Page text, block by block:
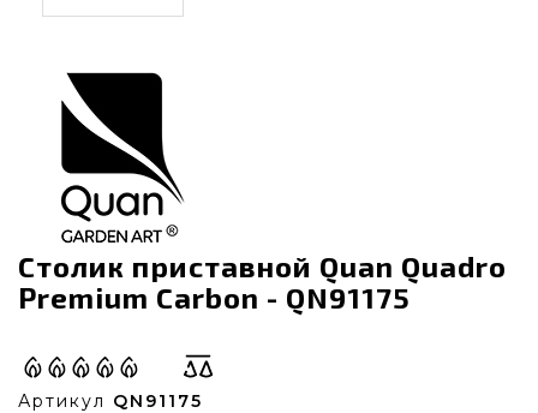
Столик приставной Quan Quadro
Premium Carbon - QN91175
Артикул QN91175